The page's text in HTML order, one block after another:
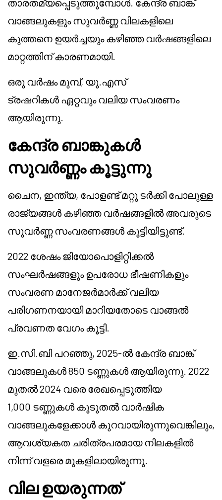
താരതമ്യപ്പെടുത്തുമ്പോൾ. കേന്ദ്ര ബാങ്ക്
വാങ്ങലുകളും സുവർണ്ണ വിലകളിലെ
കുത്തനെ ഉയർച്ചയും കഴിഞ്ഞ വർഷങ്ങളിലെ
മാറ്റത്തിന് കാരണമായി.
ഒരു വർഷം മുമ്പ്, യു.എസ്
ട്രഷറികൾ ഏറ്റവും വലിയ സംവരണം
ആയിരുന്നു.
കേന്ദ്ര ബാങ്കുകൾ
സുവർണ്ണം കൂട്ടുന്നു
ചൈന, ഇന്ത്യ, പോളണ്ട് മറ്റു ടർക്കി പോലുള്ള
രാജ്യങ്ങൾ കഴിഞ്ഞ വർഷങ്ങളിൽ അവരുടെ
സുവർണ്ണ സംവരണങ്ങൾ കൂട്ടിയിട്ടുണ്ട്.
2022 ശേഷം ജിയോപൊളിറ്റിക്കൽ
സംഘർഷങ്ങളും ഉപരോധ ഭീഷണികളും
സംവരണ മാനേജർമാർക്ക് വലിയ
പരിഗണനയായി മാറിയതോടെ വാങ്ങൽ
പ്രവണത വേഗം കൂട്ടി.
ഇ.സി.ബി പറഞ്ഞു, 2025-ൽ കേന്ദ്ര ബാങ്ക്
വാങ്ങലുകൾ 850 ടണ്ണുകൾ ആയിരുന്നു. 2022
മുതൽ 2024 വരെ രേഖപ്പെടുത്തിയ
1,000 ടണ്ണുകൾ കൂടുതൽ വാർഷിക
വാങ്ങലുകളേക്കാൾ കുറവായിരുന്നുവെങ്കിലും,
ആവശ്യകത ചരിത്രപരമായ നിലകളിൽ
നിന്ന് വളരെ മുകളിലായിരുന്നു.
വില ഉയരുന്നത്